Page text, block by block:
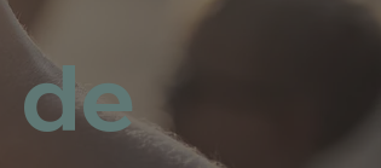
de